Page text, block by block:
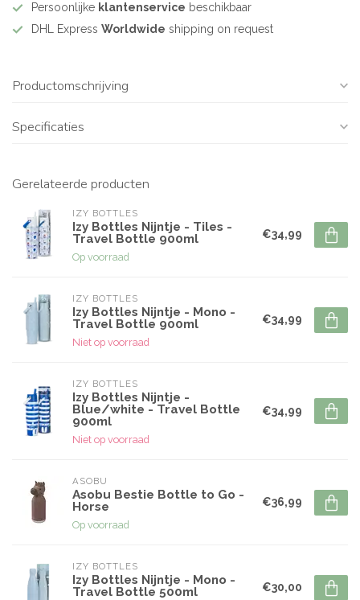
Persoonlijke klantenservice beschikbaar
DHL Express Worldwide shipping on request
Productomschrijving
Specificaties
Gerelateerde producten
IZY BOTTLES
Izy Bottles Nijntje - Tiles -
Travel Bottle 900ml
Op voorraad
€34,99
IZY BOTTLES
Izy Bottles Nijntje - Mono -
Travel Bottle 900ml
Niet op voorraad
€34,99
IZY BOTTLES
Izy Bottles Nijntje -
Blue/white - Travel Bottle
900ml
Niet op voorraad
€34,99
ASOBU
Asobu Bestie Bottle to Go -
Horse
Op voorraad
€36,99
IZY BOTTLES
Izy Bottles Nijntje - Mono -
Travel Bottle 500ml
€30,00